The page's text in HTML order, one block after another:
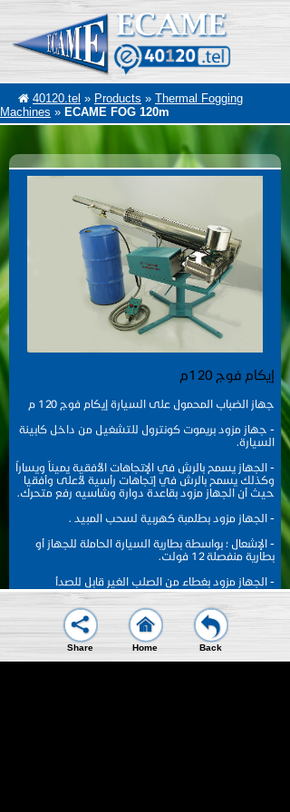
40120.tel » Products » Thermal Fogging
Machines » ECAME FOG 120m
إيكام فوج 120م
جهاز الضباب المحمول على السيارة إيكام فوج 120 م
- جهاز مزود بريموت كونترول للتشغيل من داخل كابينة
السيارة.
- الجهاز يسمح بالرش في الإتجاهات الأفقية يميناً ويساراً
وكذلك يسمح بالرش في إتجاهات رأسية لأعلى وأفقيا
حيث أن الجهاز مزود بقاعدة دوارة وشاسيه رفع متحرك.
- الجهاز مزود بطلمبة كهربية لسحب المبيد .
- الإشعال ؛ بواسطة بطارية السيارة الحاملة للجهاز أو
بطارية منفصلة 12 فولت.
- الجهاز مزود بغطاء من الصلب الغير قابل للصدأ
للكربراتير يعمل ككاتم صوت وبه فلتر هواء.
- الجهاز مزود بصمام أمان وتحكم في المحلول كهربى
( Solenoid Valve) يعمل كصمام قاطع
Share Home Back